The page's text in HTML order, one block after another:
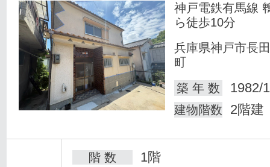
神戸電鉄有馬線
ら徒歩10分
兵庫県神戸市長
町
築 年 数
1982/
建物階数 2階建
階 数 1階